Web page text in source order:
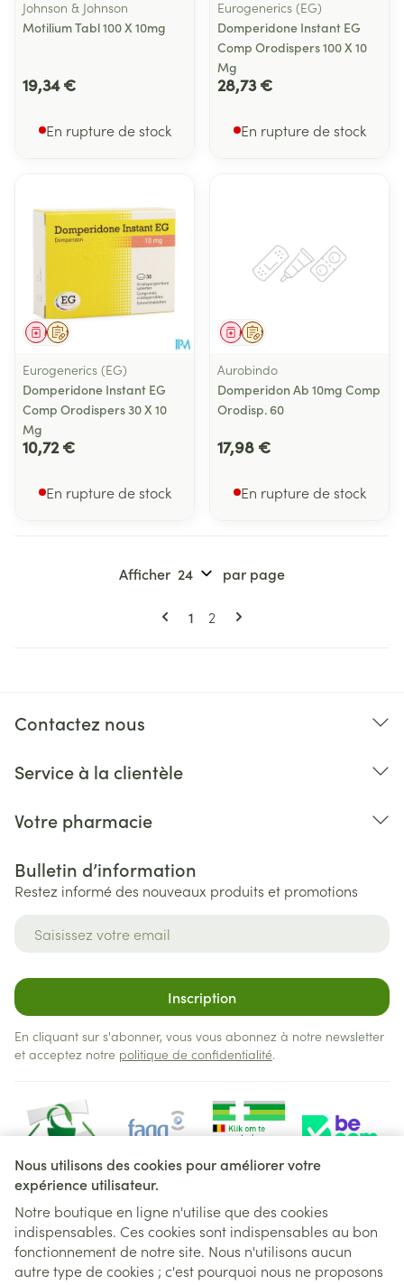
Nous utilisons des cookies pour améliorer votre
expérience utilisateur.
Notre boutique en ligne n'utilise que des cookies
indispensables. Ces cookies sont indispensables au bon
fonctionnement de notre site. Nous n'utilisons aucun
autre type de cookies ; c'est pourquoi nous ne proposons
Johnson & Johnson
Motilium Tabl 100 X 10mg
19,34 €
En rupture de stock
Eurogenerics (EG)
Domperidone Instant EG
Comp Orodispers 100 X 10
Mg
28,73 €
En rupture de stock
Sur prescription
Médicament
Eurogenerics (EG)
Domperidone Instant EG
Comp Orodispers 30 X 10
Mg
10,72 €
En rupture de stock
Sur prescription
Médicament
Aurobindo
Domperidon Ab 10mg Comp
Orodisp. 60
17,98 €
En rupture de stock
Pages
Vous lisez actuellement la page
1 Page
2
Afficher par page
Contactez nous
Service à la clientèle
Votre pharmacie
Bulletin d’information
Restez informé des nouveaux produits et promotions
Inscription
En cliquant sur s'abonner, vous vous abonnez à notre newsletter
et acceptez notre politique de confidentialité.
Liens légaux